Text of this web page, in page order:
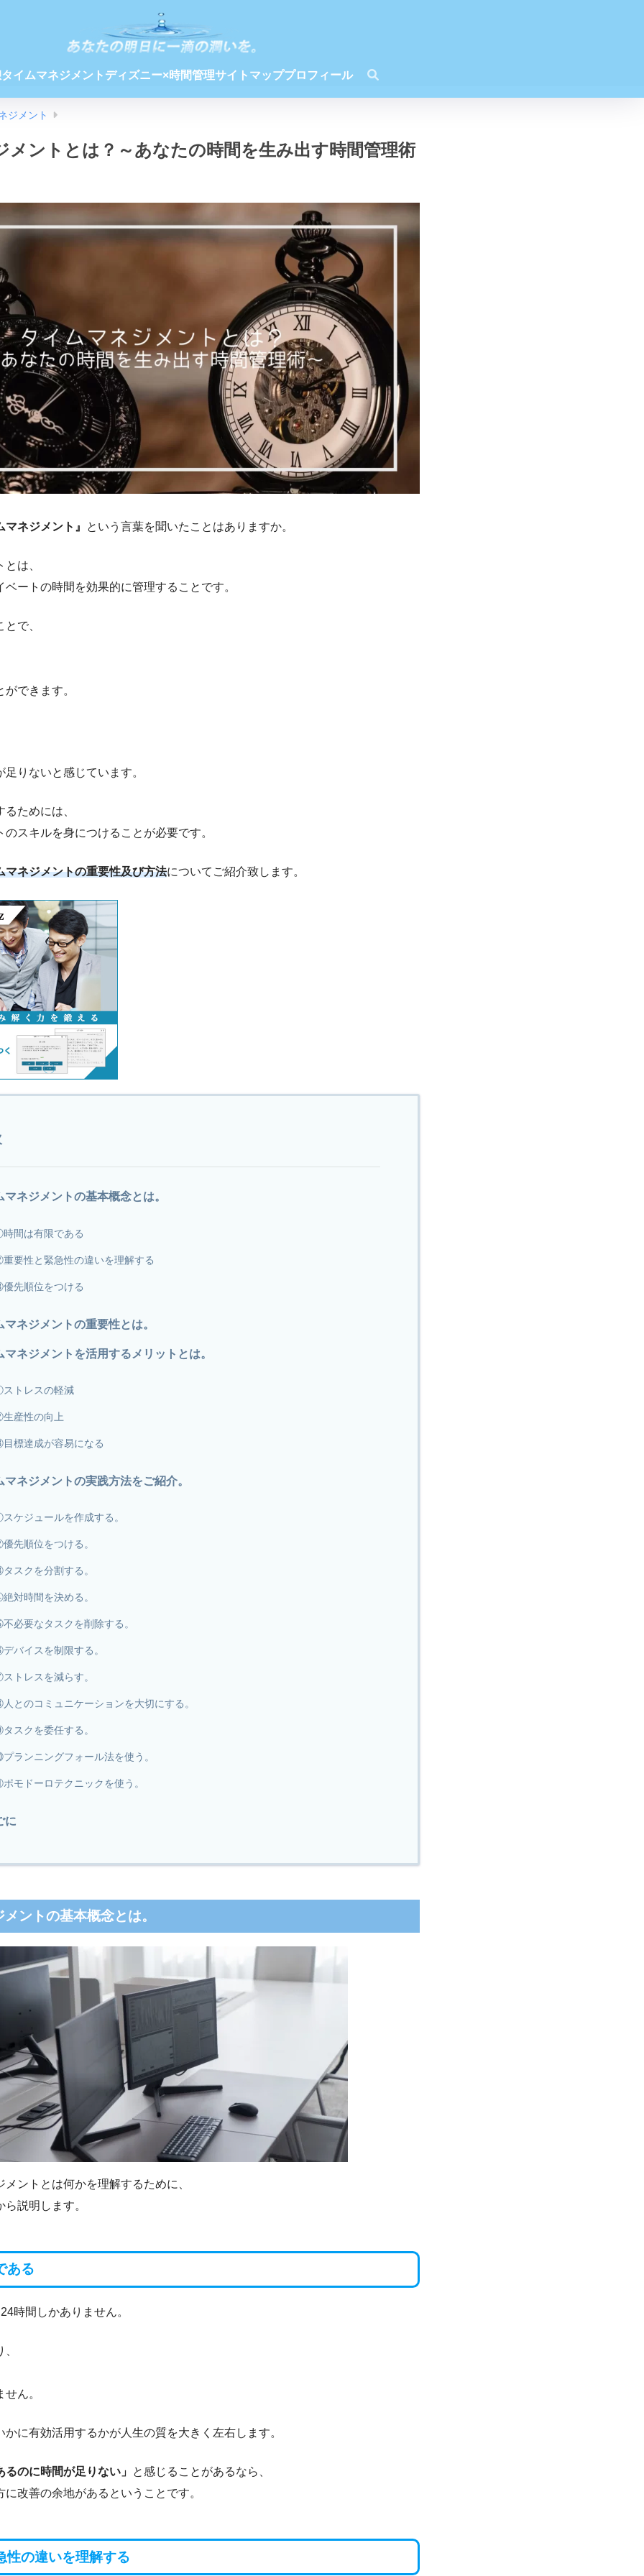
タイムマネジメント ディズニー×時間管理サイトマッププロフィール
ジメント
メントとは？～あなたの時間を生み出す時間管理術
マネジメント』 という言葉を聞いたことはありますか。
は、
ートの時間を効果的に管理することです。
で、
できます。
りないと感じています。
ためには、
スキルを身につけることが必要です。
マネジメントの重要性及び方法についてご紹介致します。
マネジメントの基本概念とは。
間は有限である
要性と緊急性の違いを理解する
先順位をつける
マネジメントの重要性とは。
マネジメントを活用するメリットとは。
トレスの軽減
産性の向上
標達成が容易になる
マネジメントの実践方法をご紹介。
ケジュールを作成する。
先順位をつける。
スクを分割する。
対時間を決める。
必要なタスクを削除する。
バイスを制限する。
トレスを減らす。
とのコミュニケーションを大切にする。
スクを委任する。
ランニングフォール法を使う。
モドーロテクニックを使う。
に
ントの基本概念とは。
ントとは何かを理解するために、
説明します。
ある
時間しかありません。
ん。
に有効活用するかが人生の質を大きく左右します。
のに時間が足りない」 と感じることがあるなら、
改善の余地があるということです。
の違いを理解する